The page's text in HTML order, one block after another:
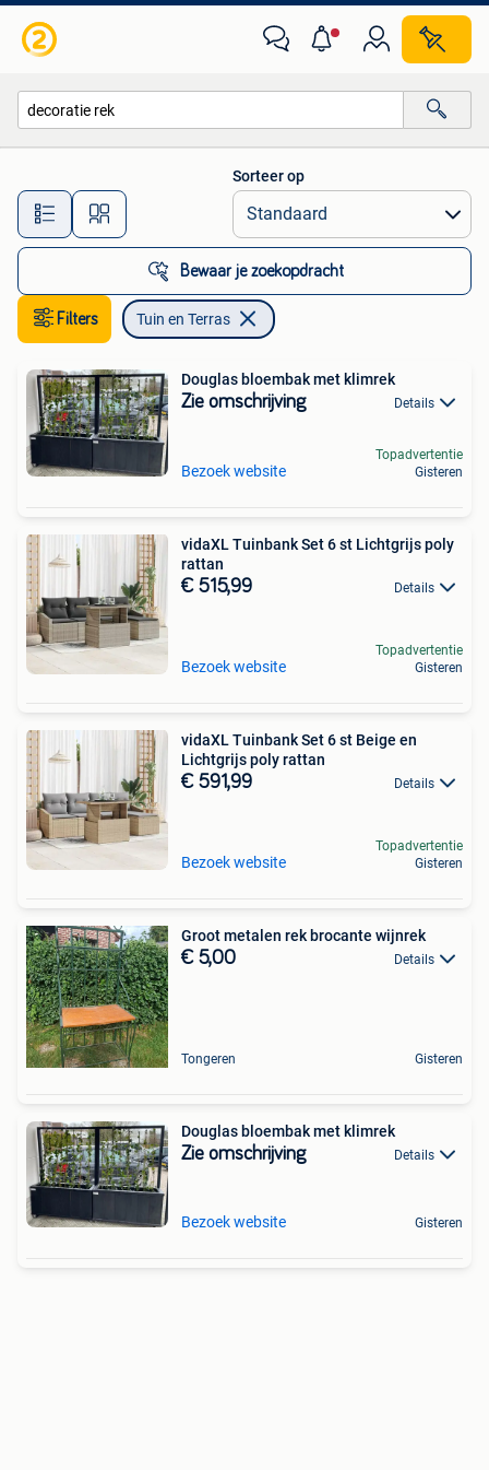
Alle afstanden…
Sorteer op
Bewaar je zoekopdracht
Filters Tuin en Terras
Douglas bloembak met klimrek
Zie omschrijving Details
Bezoek website
Topadvertentie
Gisteren
vidaXL Tuinbank Set 6 st Lichtgrijs poly
rattan
€ 515,99 Details
Bezoek website
Topadvertentie
Gisteren
vidaXL Tuinbank Set 6 st Beige en
Lichtgrijs poly rattan
€ 591,99 Details
Bezoek website
Topadvertentie
Gisteren
Groot metalen rek brocante wijnrek
€ 5,00 Details
Tongeren Gisteren
Douglas bloembak met klimrek
Zie omschrijving Details
Bezoek website Gisteren